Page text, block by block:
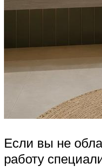
Если вы не
работу